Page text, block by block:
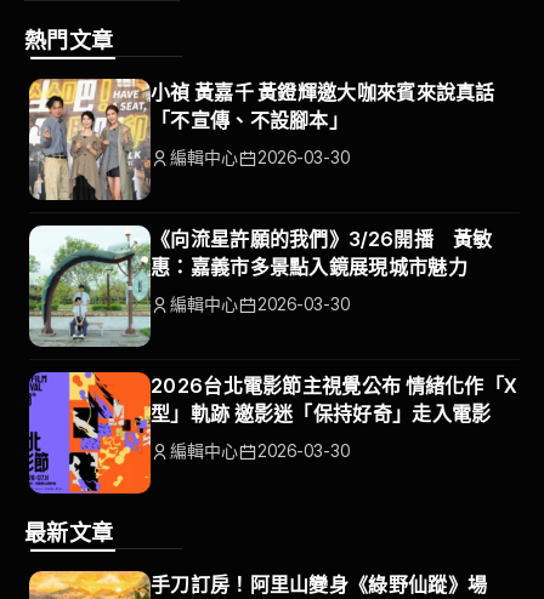
熱門文章
小禎 黃嘉千 黃鐙輝邀大咖來賓來說真話
「不宣傳、不設腳本」
編輯中心 2026-03-30
《向流星許願的我們》3/26開播 黃敏
惠：嘉義市多景點入鏡展現城市魅力
編輯中心 2026-03-30
2026台北電影節主視覺公布 情緒化作「X
型」軌跡 邀影迷「保持好奇」走入電影
編輯中心 2026-03-30
最新文章
手刀訂房！阿里山變身《綠野仙蹤》場